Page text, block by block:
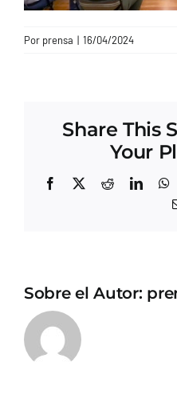
Por prensa | 16/04/2024
Share This
Your
Facebook
X Reddit
Sobre el Autor: